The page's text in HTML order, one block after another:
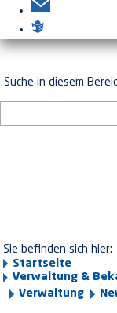
Suche in diesem
Sie befinden sich hier:
Startseite
Verwaltung &
Verwaltung